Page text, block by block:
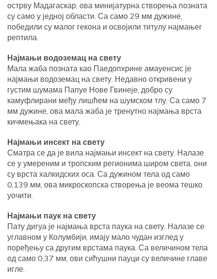
острву Мадагаскар, ова минијатурна створења позната
су само у једној области. Са само 29 мм дужине,
победили су малог гекона и освојили титулу најмањег
рептила.
Најмањи водоземац на свету
Мала жаба позната као Паедопхрине амауенсис је
најмањи водоземац на свету. Недавно откривени у
густим шумама Папуе Нове Гвинеје, добро су
камуфлирани међу лишћем на шумском тлу. Са само 7
мм дужине, ова мала жаба је тренутно најмања врста
кичмењака на свету.
Најмањи инсект на свету
Сматра се да је вила најмањи инсект на свету. Налазе
се у умереним и тропским регионима широм света, они
су врста халкидских оса. Са дужином тела од само
0,139 мм, ова микроскопска створења је веома тешко
уочити.
Најмањи паук на свету
Пату дигуа је најмања врста паука на свету. Налазе се
углавном у Колумбији, имају мало чудан изглед у
поређењу са другим врстама паука. Са величином тела
од само 0,37 мм, ови сићушни пауци су величине главе
игле.